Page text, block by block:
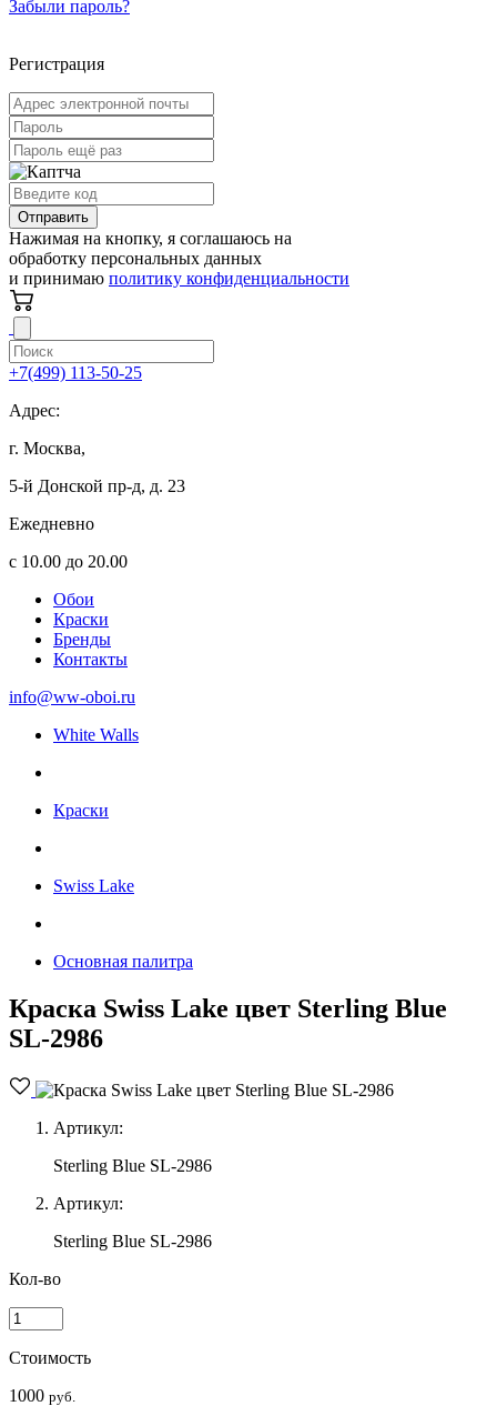
Забыли пароль?
Регистрация
Отправить
Нажимая на кнопку, я соглашаюсь на
обработку персональных данных
и принимаю политику конфиденциальности
+7(499) 113-50-25
Адрес:
г. Москва,
5-й Донской пр-д, д. 23
Ежедневно
с 10.00 до 20.00
Обои
Краски
Бренды
Контакты
info@ww-oboi.ru
White Walls
Краски
Swiss Lake
Основная палитра
Краска Swiss Lake цвет Sterling Blue
SL-2986
Артикул:
Sterling Blue SL-2986
Артикул:
Sterling Blue SL-2986
Кол-во
Стоимость
1000 руб.